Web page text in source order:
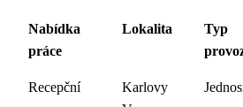
Nabídka
práce
Lokalita
Typ
Recepční
Karlovy